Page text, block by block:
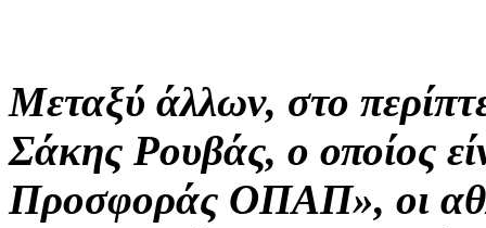
Μεταξύ άλλων, στο
Σάκης Ρουβάς, ο οποίος
Προσφοράς ΟΠΑΠ», οι